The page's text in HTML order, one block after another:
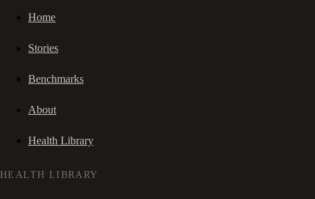
Home
Stories
Benchmarks
About
Health Library
HEALTH LIBRARY